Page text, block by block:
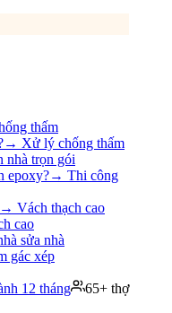
thấm
→ Xử lý chống thấm
nhà trọn gói
epoxy?→ Thi công
→ Vách thạch cao
cao
sửa nhà
gác xép
12 tháng
65+ thợ